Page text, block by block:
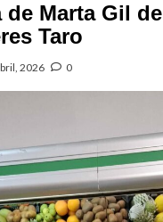
de Marta Gil de
Taro
2026 0